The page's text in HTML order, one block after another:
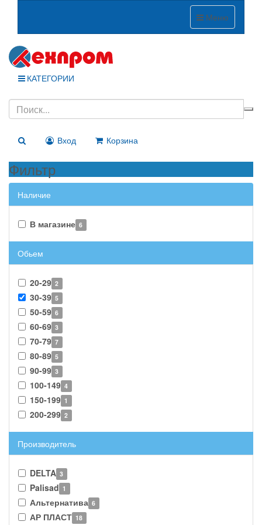
Меню
КАТЕГОРИИ
Вход Корзина
Фильтр
Наличие
В магазине 6
Обьем
20-29 2
30-39 5
50-59 6
60-69 3
70-79 7
80-89 5
90-99 3
100-149 4
150-199 1
200-299 2
Производитель
DELTA 3
Palisad 1
Альтернатива 6
АР ПЛАСТ 18